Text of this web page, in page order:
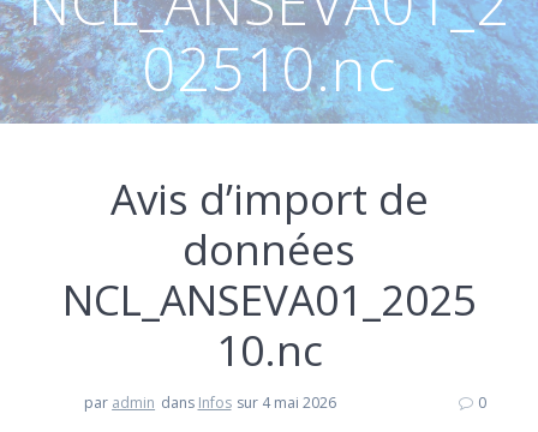
02510.nc
Avis d’import de
données
NCL_ANSEVA01_2025
10.nc
par admin dans Infos sur 4 mai 2026 0